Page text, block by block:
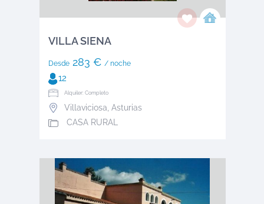
VILLA SIENA
Desde283 € / noche
12
Alquiler: Completo
Villaviciosa Asturias
CASA RURAL